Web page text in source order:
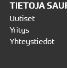
TIETOJA
Uutiset
Yritys
Yhteystiedot